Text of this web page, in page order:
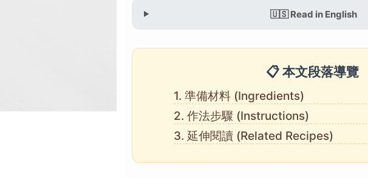
🇺🇸 Read in English
📋 本文段落導覽
1. 準備材料 (Ingredients)
2. 作法步驟 (Instructions)
3. 延伸閱讀 (Related Recipes)